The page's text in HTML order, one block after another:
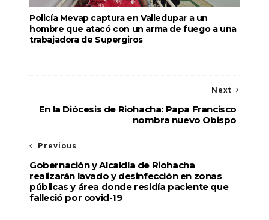
Policía Mevap captura en Valledupar a un
hombre que atacó con un arma de fuego a una
trabajadora de Supergiros
Next
En la Diócesis de Riohacha: Papa Francisco
nombra nuevo Obispo
Previous
Gobernación y Alcaldía de Riohacha
realizarán lavado y desinfección en zonas
públicas y área donde residía paciente que
falleció por covid-19